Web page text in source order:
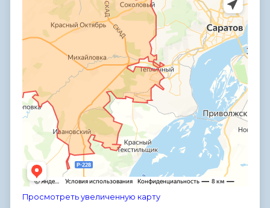
Просмотреть увеличенную карту